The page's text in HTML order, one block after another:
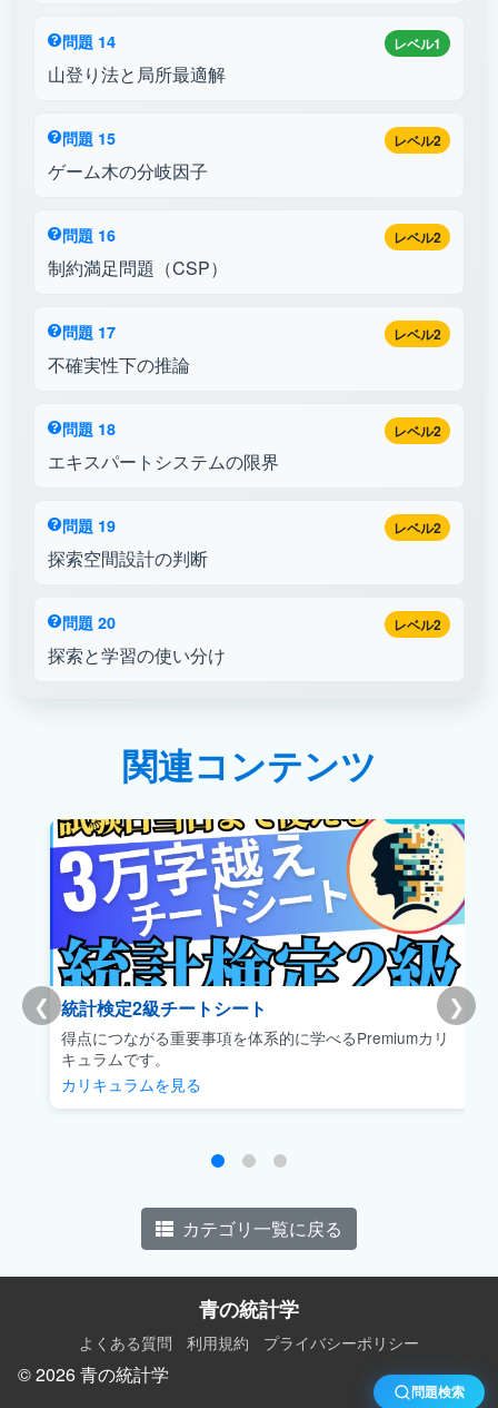
レベル1
問題 14
山登り法と局所最適解
レベル2
問題 15
ゲーム木の分岐因子
レベル2
問題 16
制約満足問題（CSP）
レベル2
問題 17
不確実性下の推論
レベル2
問題 18
エキスパートシステムの限界
レベル2
問題 19
探索空間設計の判断
レベル2
問題 20
探索と学習の使い分け
関連コンテンツ
❮ ❯
統計検定2級チートシート
得点につながる重要事項を体系的に学べるPremiumカリ
キュラムです。
カリキュラムを見る
カテゴリ一覧に戻る
青の統計学
よくある質問 利用規約 プライバシーポリシー
© 2026 青の統計学
問題検索